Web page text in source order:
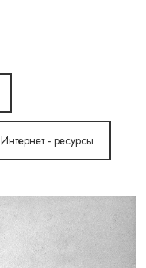
Интернет - ресурсы